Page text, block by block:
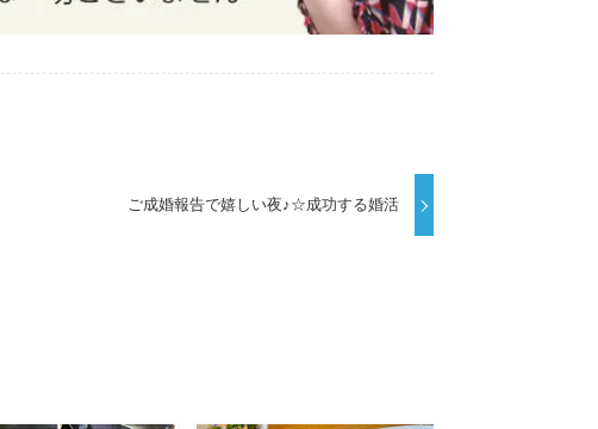
ご成婚報告で嬉しい夜♪☆成功する婚活